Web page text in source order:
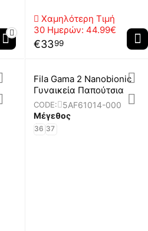
Χαμηλότερη Τιμή
30 Ημερών: 44.99€
€3399
Fila Gama 2 Nanobionic
Γυναικεία Παπούτσια
CODE:
5AF61014-000
Μέγεθος
36 37